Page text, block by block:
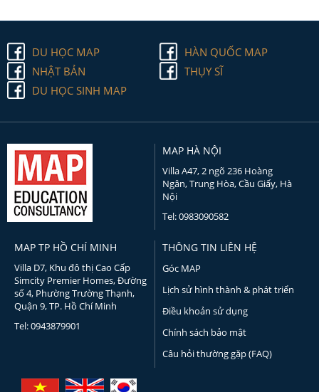
DU HỌC MAP
HÀN QUỐC MAP
NHẬT BẢN
THỤY SĨ
DU HỌC SINH MAP
MAP HÀ NỘI
Villa A47, 2 ngõ 236 Hoàng
Ngân, Trung Hòa, Cầu Giấy, Hà
Nội
Tel: 0983090582
MAP TP HỒ CHÍ MINH
Villa D7, Khu đô thị Cao Cấp
Simcity Premier Homes, Đường
số 4, Phường Trường Thạnh,
Quận 9, TP. Hồ Chí Minh
Tel: 0943879901
THÔNG TIN LIÊN HỆ
Góc MAP
Lịch sử hình thành & phát triển
Điều khoản sử dụng
Chính sách bảo mật
Câu hỏi thường gặp (FAQ)